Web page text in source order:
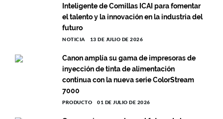
Inteligente de Comillas ICAI para fomentar
el talento y la innovación en la industria del
futuro
NOTICIA 13 DE JULIO DE 2026
Canon amplía su gama de impresoras de
inyección de tinta de alimentación
continua con la nueva serie ColorStream
7000
PRODUCTO 01 DE JULIO DE 2026